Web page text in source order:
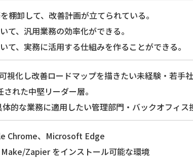
棚卸して、改善計画が立てられている。
て、汎用業務の効率化ができる。
て、実務に活用する仕組みを作ることができる。
視化し改善ロードマップを描きたい未経験・若手社
された中堅リーダー層。
的な業務に適用したい管理部門・バックオフィス
Chrome、Microsoft Edge
Zapier をインストール可能な環境